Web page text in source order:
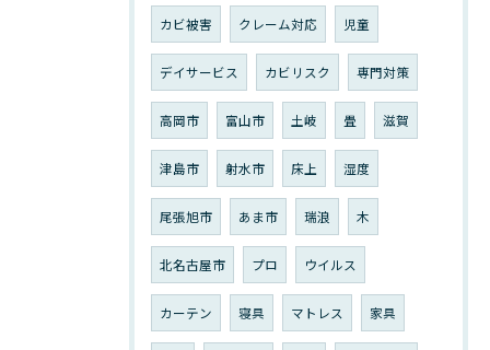
カビ被害 クレーム対応 児童
デイサービス カビリスク 専門対策
高岡市 富山市 土岐 畳 滋賀
津島市 射水市 床上 湿度
尾張旭市 あま市 瑞浪 木
北名古屋市 プロ ウイルス
カーテン 寝具 マトレス 家具